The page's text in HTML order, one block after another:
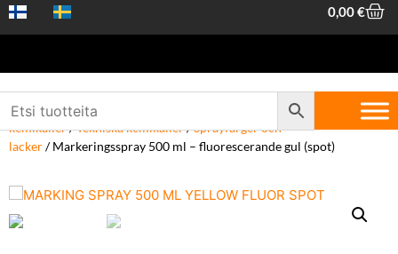
0,00€
Hem /Maskiner och verktyg
kemikalier/Tekniska kemikalier/Sprayfärger och -
lacker/ Markeringsspray 500 ml – fluorescerande gul (spot)